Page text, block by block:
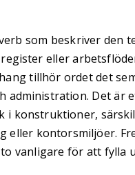
som beskriver den
register eller
tillhör ordet det
administration. Det är
i konstruktioner,
eller kontorsmiljöer.
vanligare för att fylla